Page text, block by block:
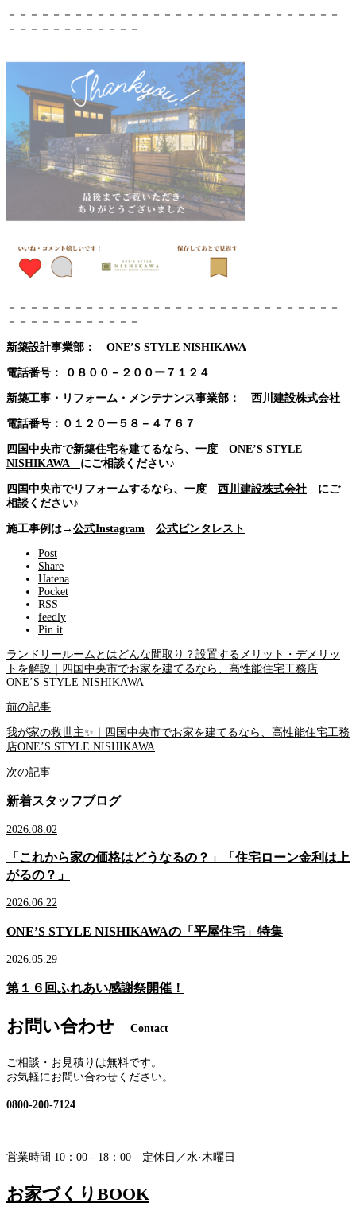
－－－－－－－－－－－－－－－－－－－－－－－－－－－－－－
－－－－－－－－－－－－
－－－－－－－－－－－－－－－－－－－－－－－－－－－－－－
－－－－－－－－－－－－
新築設計事業部： ONE’S STYLE NISHIKAWA
電話番号： ０８００－２００ー７１２４
新築工事・リフォーム・メンテナンス事業部： 西川建設株式会社
電話番号：０１２０ー５８－４７６７
四国中央市で新築住宅を建てるなら、一度 ONE’S STYLE
NISHIKAWA
にご相談ください♪
四国中央市でリフォームするなら、一度 西川建設株式会社 にご
相談ください♪
施工事例は→ 公式Instagram 公式ピンタレスト
Post
Share
Hatena
Pocket
RSS
feedly
Pin it
ランドリールームとはどんな間取り？設置するメリット・デメリッ
トを解説｜四国中央市でお家を建てるなら、高性能住宅工務店
ONE’S STYLE NISHIKAWA
前の記事
我が家の救世主✨｜四国中央市でお家を建てるなら、高性能住宅工務
店ONE’S STYLE NISHIKAWA
次の記事
新着スタッフブログ
2026.08.02
「これから家の価格はどうなるの？」「住宅ローン金利は上
がるの？」
2026.06.22
ONE’S STYLE NISHIKAWAの「平屋住宅」特集
2026.05.29
第１６回ふれあい感謝祭開催！
お問い合わせ Contact
ご相談・お見積りは無料です。
お気軽にお問い合わせください。
0800-200-7124
営業時間 10：00 - 18：00 定休日／水·木曜日
お家づくりBOOK